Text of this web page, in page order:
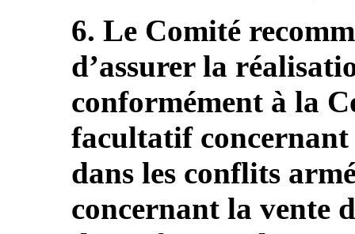
6. Le Comité
d’assurer la
conformément à la
facultatif concernant
dans les conflits
concernant la vente